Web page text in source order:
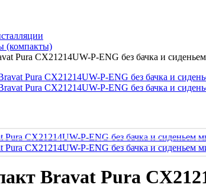
(компакты)
Pura CX21214UW-P-ENG без бачка и
Bravat Pura